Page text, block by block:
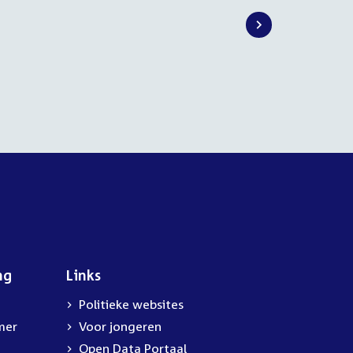
Links
Politieke websites
Voor jongeren
Open Data Portaal